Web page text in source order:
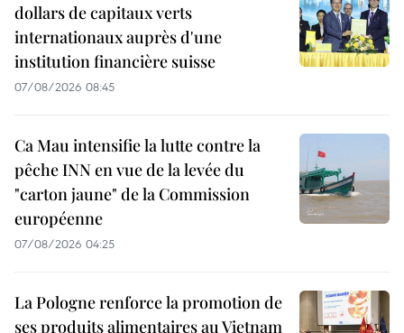
dollars de capitaux verts
internationaux auprès d'une
institution financière suisse
07/08/2026 08:45
Ca Mau intensifie la lutte contre la
pêche INN en vue de la levée du
"carton jaune" de la Commission
européenne
07/08/2026 04:25
La Pologne renforce la promotion de
ses produits alimentaires au Vietnam